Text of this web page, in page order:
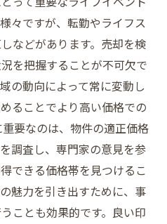
々ですが、転勤やライフス
などがあります。売却を検
を把握することが不可欠で
の動向によって常に変動し
ることでより高い価格での
要なのは、物件の適正価格
調査し、専門家の意見を参
できる価格帯を見つけるこ
魅力を引き出すために、事
ことも効果的です。良い印